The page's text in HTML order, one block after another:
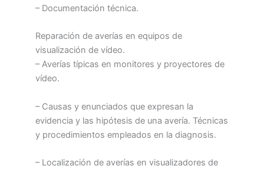
– Documentación técnica.
Reparación de averías en equipos de
visualización de vídeo.
– Averías típicas en monitores y proyectores de
vídeo.
– Causas y enunciados que expresan la
evidencia y las hipótesis de una avería. Técnicas
y procedimientos empleados en la diagnosis.
– Localización de averías en visualizadores de